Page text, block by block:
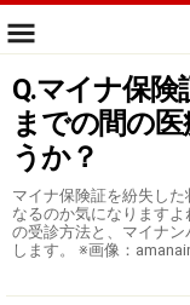
Q.マイナ保
までの間の
うか？
マイナ保険証を紛失し
なるのか気になります
の受診方法と、マイナ
します。 ※画像：